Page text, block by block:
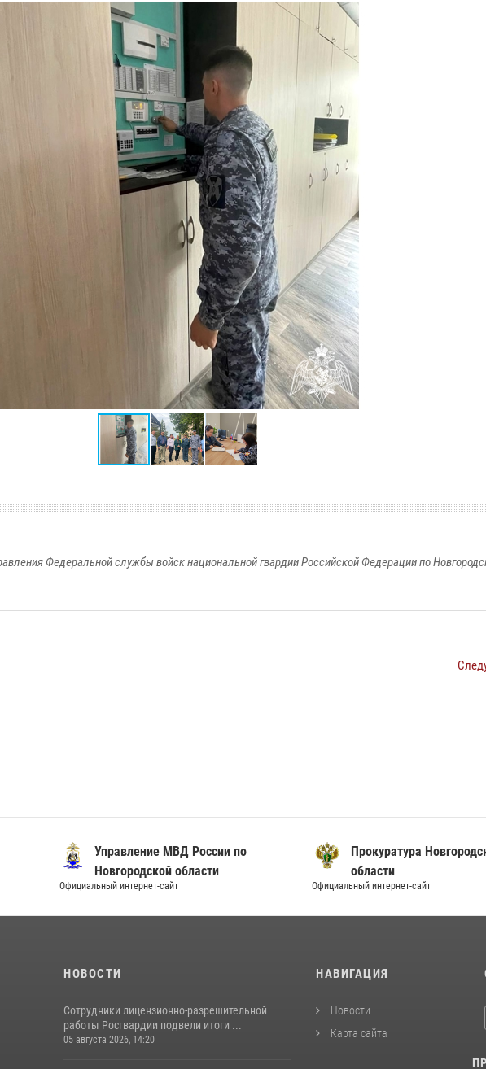
Федеральной службы войск национальной гвардии Российской Федерации по
Управление МВД России по
Новгородской области
Официальный интернет-сайт
Прокуратура
области
Официальный интернет-сайт
НОВОСТИ
Сотрудники лицензионно-разрешительной
работы Росгвардии подвели итоги ...
05 августа 2026, 14:20
НАВИГАЦИЯ
Новости
Карта сайта